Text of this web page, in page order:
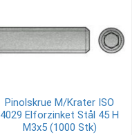
Pinolskrue M/Krater ISO
4029 Elforzinket Stål 45 H
M3x5 (1000 Stk)